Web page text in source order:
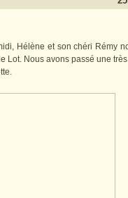
Hélène et son chéri Rémy
Lot. Nous avons passé une